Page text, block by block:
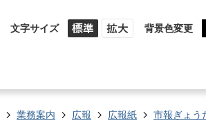
文字サイズ 背景色変更
業務案内 広報 広報紙
市報ぎょう